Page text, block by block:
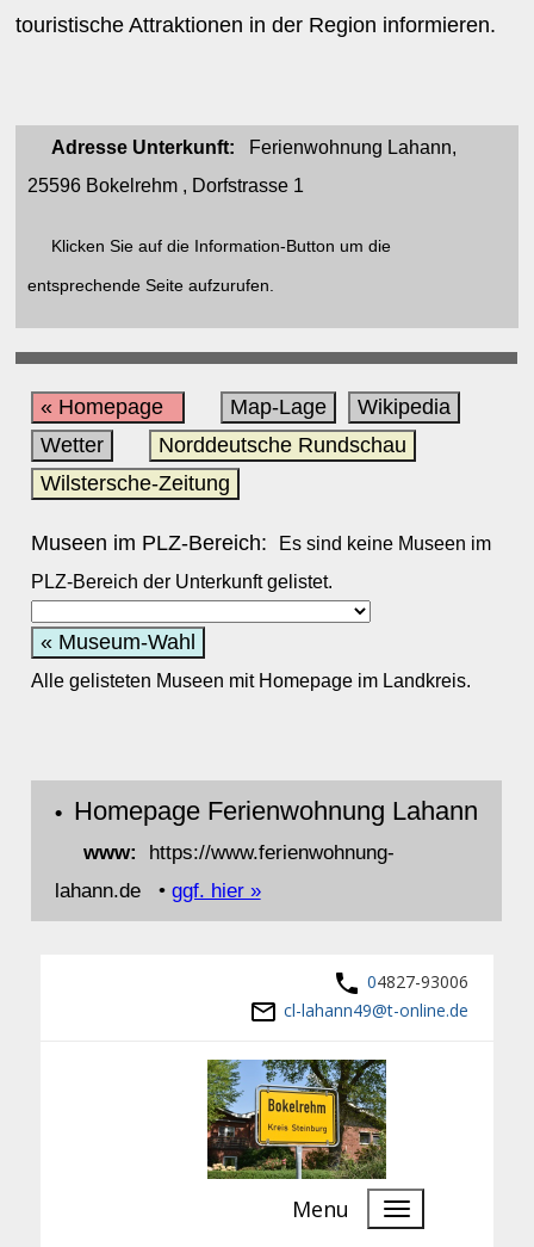
touristische Attraktionen in der Region informieren.
Adresse Unterkunft: Ferienwohnung Lahann,
25596 Bokelrehm , Dorfstrasse 1
Klicken Sie auf die Information-Button um die
entsprechende Seite aufzurufen.